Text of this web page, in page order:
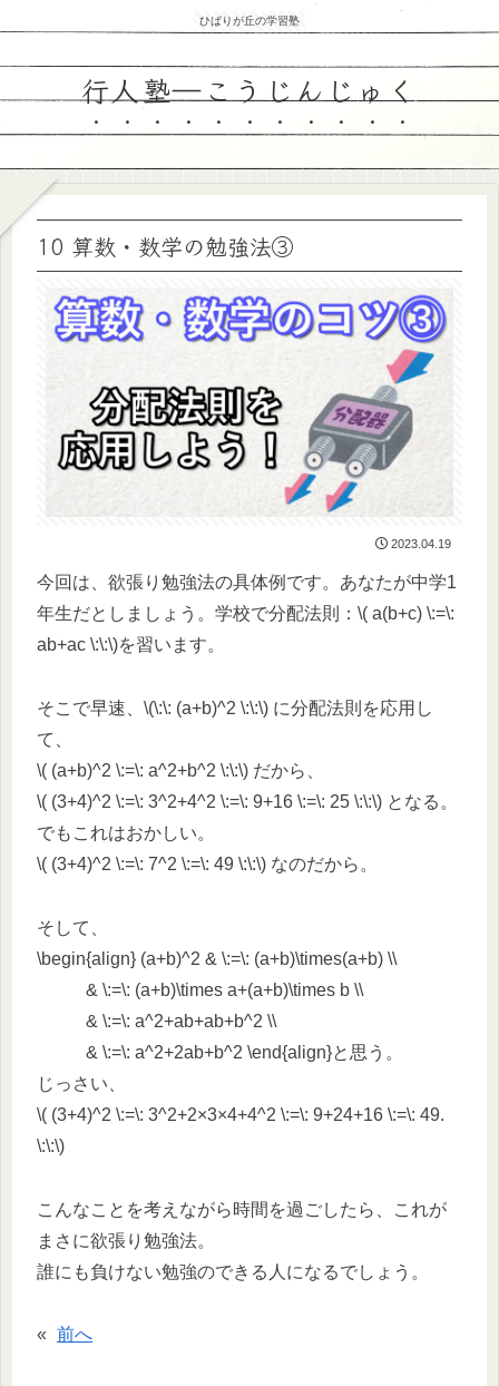
ひばりが丘の学習塾
行人塾―こうじんじゅく
10 算数・数学の勉強法③
2023.04.19
今回は、欲張り勉強法の具体例です。あなたが中学1
年生だとしましょう。学校で分配法則：\( a(b+c) \:=\:
ab+ac \:\:\)を習います。
そこで早速、\(\:\: (a+b)^2 \:\:\) に分配法則を応用し
て、
\( (a+b)^2 \:=\: a^2+b^2 \:\:\) だから、
\( (3+4)^2 \:=\: 3^2+4^2 \:=\: 9+16 \:=\: 25 \:\:\) となる。
でもこれはおかしい。
\( (3+4)^2 \:=\: 7^2 \:=\: 49 \:\:\) なのだから。
そして、
\begin{align} (a+b)^2 & \:=\: (a+b)\times(a+b) \\
& \:=\: (a+b)\times a+(a+b)\times b \\
& \:=\: a^2+ab+ab+b^2 \\
& \:=\: a^2+2ab+b^2 \end{align}と思う。
じっさい、
\( (3+4)^2 \:=\: 3^2+2×3×4+4^2 \:=\: 9+24+16 \:=\: 49.
\:\:\)
こんなことを考えながら時間を過ごしたら、これが
まさに欲張り勉強法。
誰にも負けない勉強のできる人になるでしょう。
« 前へ